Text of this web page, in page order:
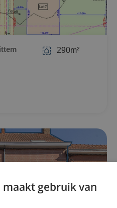
290m²
maakt gebruik van